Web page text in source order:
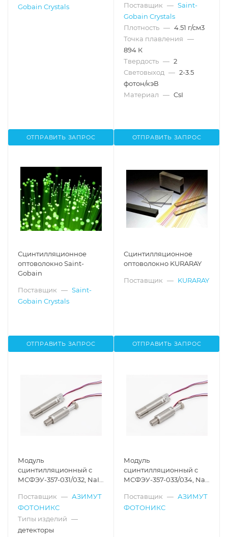
Gobain Crystals
ОТПРАВИТЬ ЗАПРОС
Поставщик — Saint-
Gobain Crystals
Плотность — 4.51 г/см3
Точка плавления —
894 К
Твердость — 2
Световыход — 2-3.5
фотон/кэВ
Материал — CsI
ОТПРАВИТЬ ЗАПРОС
Сцинтилляционное
оптоволокно Saint-
Gobain
Поставщик — Saint-
Gobain Crystals
ОТПРАВИТЬ ЗАПРОС
Сцинтилляционное
оптоволокно KURARAY
Поставщик — KURARAY
ОТПРАВИТЬ ЗАПРОС
Модуль
сцинтилляционный с
МСФЭУ-357-031/032, NaI
Ø12.7x12.7
Поставщик — АЗИМУТ
ФОТОНИКС
Типы изделий —
детекторы
Модуль
сцинтилляционный с
МСФЭУ-357-033/034, NaI
Ø12.7x12.7
Поставщик — АЗИМУТ
ФОТОНИКС